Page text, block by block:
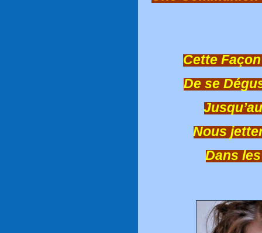
Cette
De se
Nous
Dans